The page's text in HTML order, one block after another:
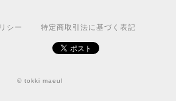
シー 特定商取引法に基づく表記
© tokki maeul